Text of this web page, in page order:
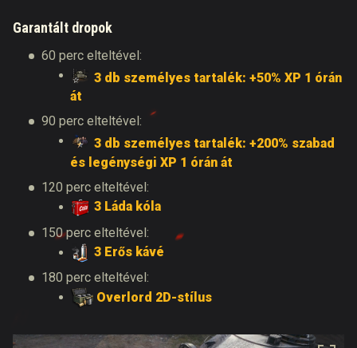
Garantált dropok
60 perc elteltével:
3 db személyes tartalék: +50% XP 1 órán
át
90 perc elteltével:
3 db személyes tartalék: +200% szabad
és legénységi XP 1 órán át
120 perc elteltével:
3 Láda kóla
150 perc elteltével:
3 Erős kávé
180 perc elteltével:
Overlord 2D-stílus